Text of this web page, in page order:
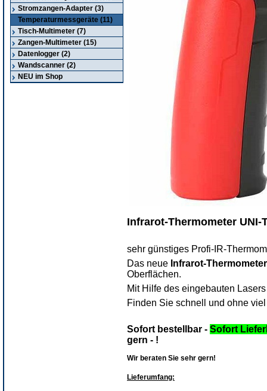
Stromzangen-Adapter (3)
Temperaturmessgeräte (11)
Tisch-Multimeter (7)
Zangen-Multimeter (15)
Datenlogger (2)
Wandscanner (2)
NEU im Shop
Infrarot-Thermometer UNI-
sehr günstiges Profi-IR-
Das neue Infrarot-
Oberflächen.
Mit Hilfe des eingebauten
Finden Sie schnell und ohne
Sofort bestellbar - Sofort
gern - !
Wir beraten Sie sehr gern!
Lieferumfang: